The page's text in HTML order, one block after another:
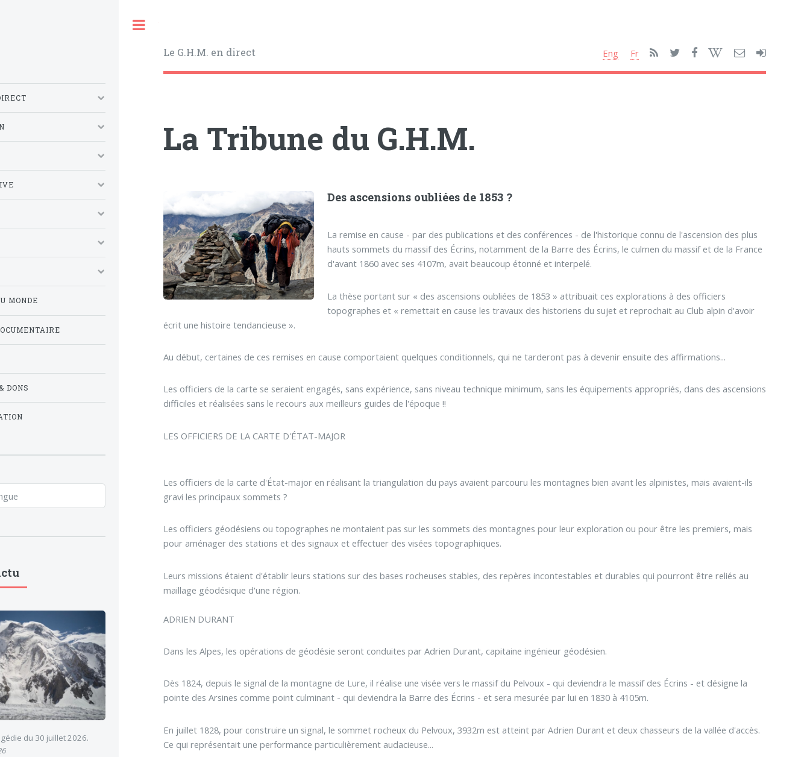
Le G.H.M. en direct Eng Fr
La Tribune du G.H.M.
Des ascensions oubliées de 1853 ?
La remise en cause - par des publications et des conférences - de l'historique connu de l'ascension des plus
hauts sommets du massif des Écrins, notamment de la Barre des Écrins, le culmen du massif et de la France
d'avant 1860 avec ses 4107m, avait beaucoup étonné et interpelé.
La thèse portant sur « des ascensions oubliées de 1853 » attribuait ces explorations à des officiers
topographes et « remettait en cause les travaux des historiens du sujet et reprochait au Club alpin d'avoir
écrit une histoire tendancieuse ».
Au début, certaines de ces remises en cause comportaient quelques conditionnels, qui ne tarderont pas à devenir ensuite des affirmations...
Les officiers de la carte se seraient engagés, sans expérience, sans niveau technique minimum, sans les équipements appropriés, dans des ascensions
difficiles et réalisées sans le recours aux meilleurs guides de l'époque !!
LES OFFICIERS DE LA CARTE D'ÉTAT-MAJOR
Les officiers de la carte d'État-major en réalisant la triangulation du pays avaient parcouru les montagnes bien avant les alpinistes, mais avaient-ils
gravi les principaux sommets ?
Les officiers géodésiens ou topographes ne montaient pas sur les sommets des montagnes pour leur exploration ou pour être les premiers, mais
pour aménager des stations et des signaux et effectuer des visées topographiques.
Leurs missions étaient d'établir leurs stations sur des bases rocheuses stables, des repères incontestables et durables qui pourront être reliés au
maillage géodésique d'une région.
ADRIEN DURANT
Dans les Alpes, les opérations de géodésie seront conduites par Adrien Durant, capitaine ingénieur géodésien.
Dès 1824, depuis le signal de la montagne de Lure, il réalise une visée vers le massif du Pelvoux - qui deviendra le massif des Écrins - et désigne la
pointe des Arsines comme point culminant - qui deviendra la Barre des Écrins - et sera mesurée par lui en 1830 à 4105m.
En juillet 1828, pour construire un signal, le sommet rocheux du Pelvoux, 3932m est atteint par Adrien Durant et deux chasseurs de la vallée d'accès.
Ce qui représentait une performance particulièrement audacieuse...
MONDE
DONS
du 30 juillet 2026.